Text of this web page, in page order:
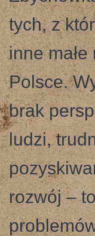
tych, z
inne
Polsce.
brak
ludzi,
rozwój –